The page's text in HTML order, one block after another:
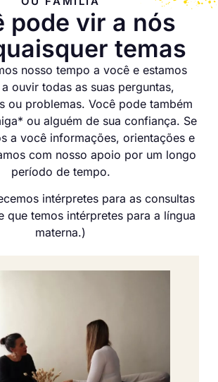
pode vir a nós
temas
nosso tempo a você e estamos
ouvir todas as suas perguntas,
ou problemas. Você pode também
ou alguém de sua confiança. Se
a você informações, orientações e
com nosso apoio por um longo
período de tempo.
intérpretes para as consultas
que temos intérpretes para a língua
materna.)